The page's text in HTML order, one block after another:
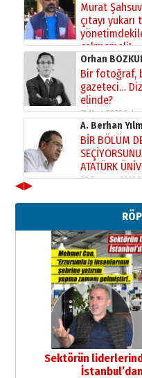
Murat
çıtayı yukarı
çekmemeli!
17 Şubat 2026 SalıOrhan
Bir fotoğraf,
gazeteci…
elinde?
31 Mart 2026 Salı
A. Berhan
BİR BÖLÜM
ATATÜRK
28 Temmuz 2026
Ahmed
”Reisimiz”
26 Mart 2026
Cem Bakırcı
Ardında
gönül adamı
13 Mayıs 2026
Esat BİNDESEN
Başkan
bir vizyon
02 Ağustos 2026
◀▶
Sektörün
İstanbul’dan